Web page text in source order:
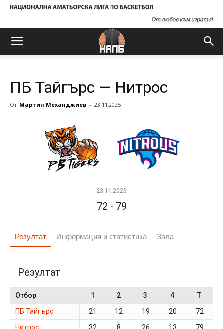
ПБ Тайгърс — Нитрос
От Мартин Механджиев - 23.11.2025
23.11.2025
72 - 79
Резултат Информация и статистика Зала
Резултат
Отбор 1 2 3 4
T
ПБ Тайгърс
21 12 19 20
72
Нитрос
32 8 26 13 79